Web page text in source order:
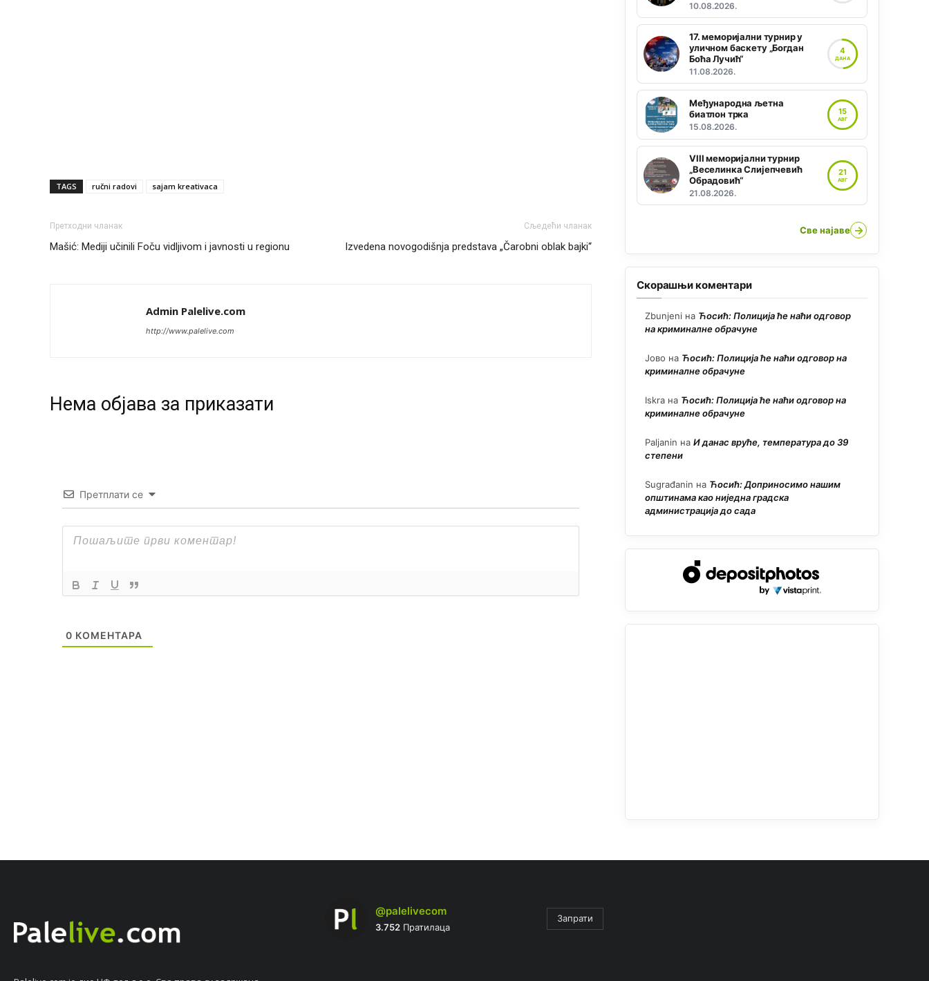
TAGS ručni radovi sajam kreativaca
Претходни чланак
Mašić: Mediji učinili Foču vidljivom i javnosti u regionu
Сљедећи чланак
Izvedena novogodišnja predstava „Čarobni oblak bajki“
Admin Palelive.com
http://www.palelive.com
Нeма објава за приказати
Претплати се
0 КОМЕНТАРА
10.08.2026.
17. меморијални турнир у
уличном баскету „Богдан
Боћа Лучић“
11.08.2026.
4
ДАНА
Међународна љетна
биатлон трка
15.08.2026.
15
АВГ
VIII меморијални турнир
„Веселинка Слијепчевић
Обрадовић“
21.08.2026.
21
АВГ
Све најаве →
Скорашњи коментари
Zbunjeni на Ћосић: Полиција ће наћи одговор
на криминалне обрачуне
Јово на Ћосић: Полиција ће наћи одговор на
криминалне обрачуне
Iskra на Ћосић: Полиција ће наћи одговор на
криминалне обрачуне
Paljanin на И данас вруће, температура до 39
степени
Sugrađanin на Ћосић: Доприносимо нашим
општинама као ниједна градска
администрација до сада
@palelivecom
3.752Пратилаца
Запрати